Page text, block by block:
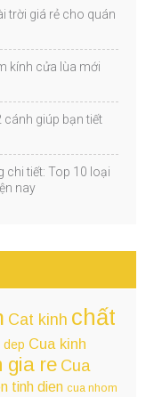
trời giá rẻ cho quán
kính cửa lùa mới
cánh giúp bạn tiết
chi tiết: Top 10 loại
nay
Cat kinh chất
dep Cua kinh
gia re Cua
tinh dien cua nhom